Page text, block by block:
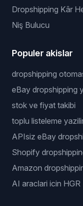
Dropshipping Kâr
Niş Bulucu
Populer akislar
dropshipping
eBay dropshipping
stok ve fiyat takibi
toplu listeleme
APIsiz eBay
Shopify
Amazon
AI araclari icin HGR